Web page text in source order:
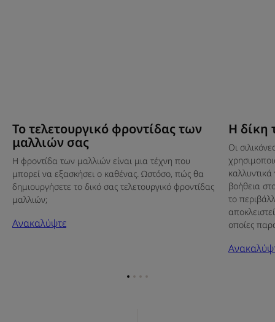
Το τελετουργικό φροντίδας των
μαλλιών σας
Η φροντίδα των μαλλιών είναι μια τέχνη που
μπορεί να εξασκήσει ο καθένας. Ωστόσο, πώς θα
δημιουργήσετε το δικό σας τελετουργικό φροντίδας
μαλλιών;
Ανακαλύψτε
Η δίκη
Οι
βοήθεια
το
οποίες
GoGo
GoGo